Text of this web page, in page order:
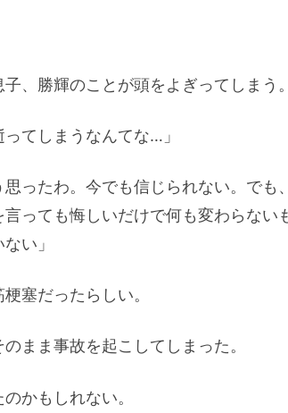
、勝輝のことが頭をよぎってしまう。
てしまうなんてな…」
思ったわ。今でも信じられない。でも
っても悔しいだけで何も変わらない
い」
塞だったらしい。
まま事故を起こしてしまった。
かもしれない。